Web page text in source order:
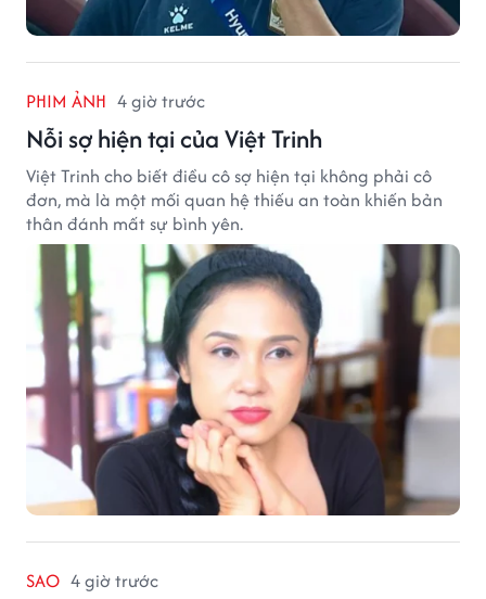
PHIM ẢNH 4 giờ trước
Nỗi sợ hiện tại của Việt Trinh
Việt Trinh cho biết điều cô sợ hiện tại không phải cô
đơn, mà là một mối quan hệ thiếu an toàn khiến bản
thân đánh mất sự bình yên.
SAO 4 giờ trước